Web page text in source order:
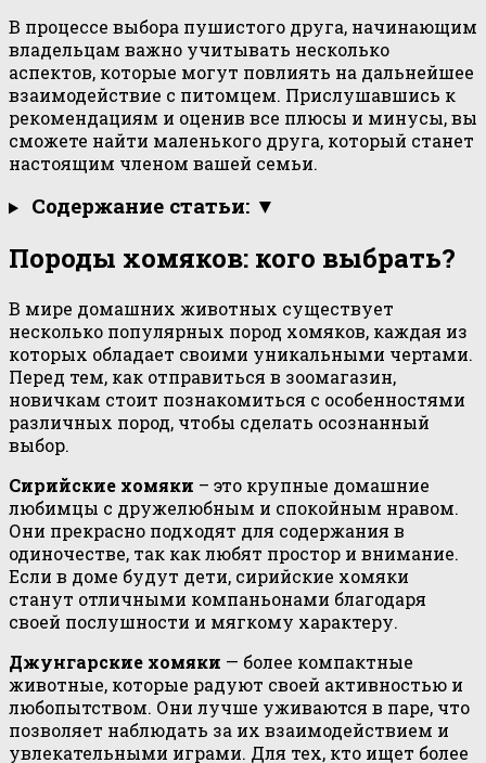
В процессе выбора пушистого друга, начинающим
владельцам важно учитывать несколько
аспектов, которые могут повлиять на дальнейшее
взаимодействие с питомцем. Прислушавшись к
рекомендациям и оценив все плюсы и минусы, вы
сможете найти маленького друга, который станет
настоящим членом вашей семьи.
Содержание статьи: ▼
Породы хомяков: кого выбрать?
В мире домашних животных существует
несколько популярных пород хомяков, каждая из
которых обладает своими уникальными чертами.
Перед тем, как отправиться в зоомагазин,
новичкам стоит познакомиться с особенностями
различных пород, чтобы сделать осознанный
выбор.
Сирийские хомяки – это крупные домашние
любимцы с дружелюбным и спокойным нравом.
Они прекрасно подходят для содержания в
одиночестве, так как любят простор и внимание.
Если в доме будут дети, сирийские хомяки
станут отличными компаньонами благодаря
своей послушности и мягкому характеру.
Джунгарские хомяки — более компактные
животные, которые радуют своей активностью и
любопытством. Они лучше уживаются в паре, что
позволяет наблюдать за их взаимодействием и
увлекательными играми. Для тех, кто ищет более